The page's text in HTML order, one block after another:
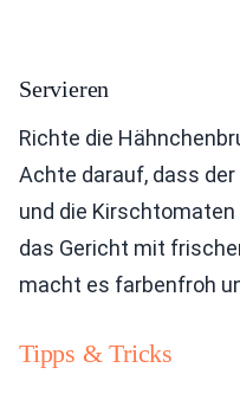
Servieren
Richte die
Achte darauf, dass
und die
das Gericht mit
macht es farbenfroh
Tipps & Tricks